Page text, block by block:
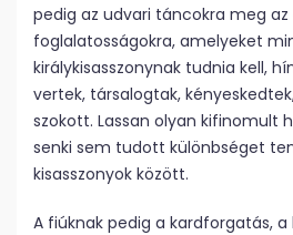
pedig az udvari táncokra meg az
foglalatosságokra, amelyeket
királykisasszonynak tudnia kell,
vertek, társalogtak,
szokott. Lassan olyan kifinomult
senki sem tudott különbséget
kisasszonyok között.
A fiúknak pedig a kardforgatás,